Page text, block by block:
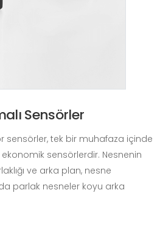
Sensörler
sensörler, tek bir muhafaza içinde
sensörlerdir. Nesnenin
ve arka plan, nesne
parlak nesneler koyu arka